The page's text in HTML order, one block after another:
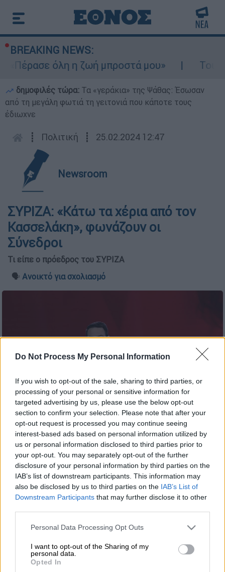
Do Not Process My Personal Information
If you wish to opt-out of the sale, sharing to third parties, or
processing of your personal or sensitive information for
targeted advertising by us, please use the below opt-out
section to confirm your selection. Please note that after your
opt-out request is processed you may continue seeing
interest-based ads based on personal information utilized by
us or personal information disclosed to third parties prior to
your opt-out. You may separately opt-out of the further
disclosure of your personal information by third parties on the
IAB’s list of downstream participants. This information may
also be disclosed by us to third parties on the IAB’s List of
Downstream Participants that may further disclose it to other
Please note that this website/app uses one or more Google
not limited to your visit or usage behaviour. You may click to
grant or deny consent to Google and its third-party tags to
use your data for below specified purposes in below Google
Personal Data Processing Opt Outs
I want to opt-out of the Sharing of my
personal data.
Opted In
BREAKING NEWS:
όλη η ζωή μπροστά μου»
δημοφιλές τώρα: Τα «γεράκια» της Ψάθας: Έσωσαν
από τη μεγάλη φωτιά τη γειτονιά που κάποτε τους
έδιωχνε
┋ Πολιτική ┋ 25.02.2024 12:47
Newsroom
ΣΥΡΙΖΑ: «Κάτω τα χέρια από τον
Κασσελάκη», φωνάζουν οι
Σύνεδροι
Τι είπε ο πρόεδρος του ΣΥΡΙΖΑ
🗣️ Ανοικτό για σχολιασμό
Intime News
Προσθέστε το ΕΘΝΟΣ στη Google
«Κάτω τα χέρια από τον Κασσελάκη» ήταν
ένα από τα συνθήματα που φώναζαν οι
σύνεδροι του ΣΥΡΙΖΑ επευφημώντας τον
πρόεδρο του κόμματος ο οποίος ξεκαθάρισε
Σε μια ομιλία σε ιδιαίτερα υψηλούς τόνους ο